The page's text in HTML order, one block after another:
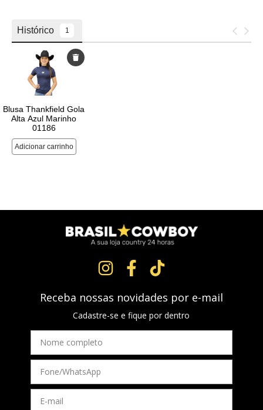
Receba nossas novidades por e-mail
Cadastre-se e fique por dentro